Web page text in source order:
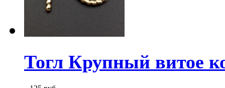
Тогл Крупный витое